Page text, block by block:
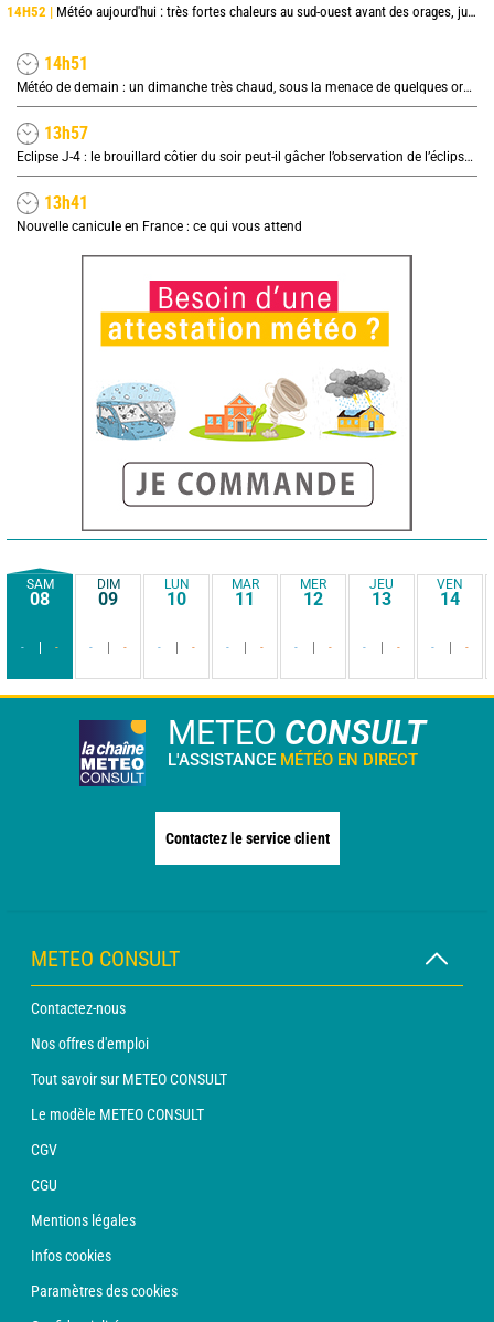
14H52 | Météo aujourd'hui : très fortes chaleurs au sud-ouest avant des orages, jusqu'à 39°C
14h51
Météo de demain : un dimanche très chaud, sous la menace de quelques orages
13h57
Eclipse J-4 : le brouillard côtier du soir peut-il gâcher l’observation de l’éclipse à la plage ?
13h41
Nouvelle canicule en France : ce qui vous attend
SAM
08
- -
DIM
09
- -
LUN
10
- -
MAR
11
- -
MER
12
- -
JEU
13
- -
VEN
14
- -
METEO CONSULT
L'ASSISTANCE MÉTÉO EN DIRECT
Contactez le service client
METEO CONSULT
Contactez-nous
Nos offres d'emploi
Tout savoir sur METEO CONSULT
Le modèle METEO CONSULT
CGV
CGU
Mentions légales
Infos cookies
Paramètres des cookies